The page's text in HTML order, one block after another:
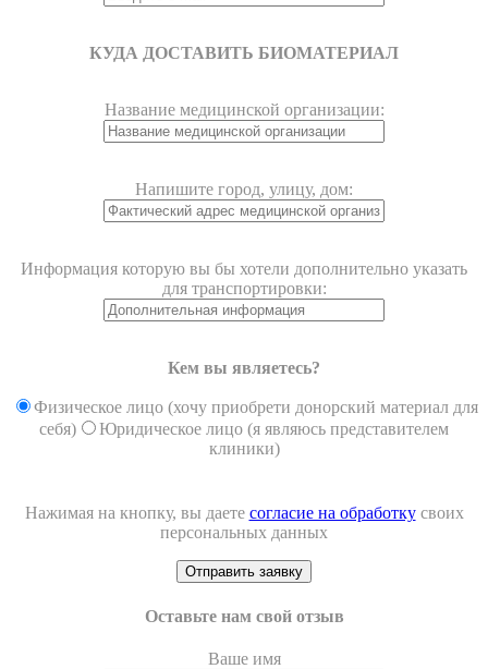
КУДА ДОСТАВИТЬ БИОМАТЕРИАЛ
Название медицинской организации:
Напишите город, улицу, дом:
Информация которую вы бы хотели дополнительно указать
для транспортировки:
Кем вы являетесь?
Физическое лицо (хочу приобрети донорский материал для
себя)
Юридическое лицо (я являюсь представителем
клиники)
Нажимая на кнопку, вы даете согласие на обработкусвоих
персональных данных
Оставьте нам свой отзыв
Ваше имя